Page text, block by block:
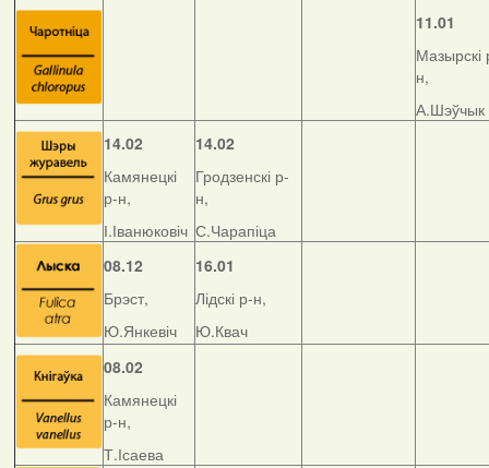
11.01
Мазырскі
н,
А.Шэўчык
14.02
Камянецкі
р-н,
І.Іванюковіч
14.02
Гродзенскі р-
н,
С.Чарапіца
08.12
Брэст,
Ю.Янкевіч
16.01
Лідскі р-н,
Ю.Квач
08.02
Камянецкі
р-н,
Т.Ісаева